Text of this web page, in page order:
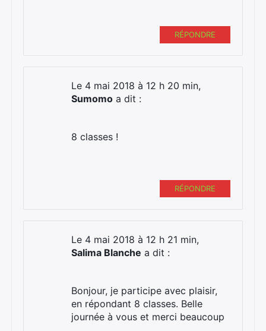
RÉPONDRE
Le 4 mai 2018 à 12 h 20 min,
Sumomo a dit :
8 classes !
RÉPONDRE
Le 4 mai 2018 à 12 h 21 min,
Salima Blanche a dit :
Bonjour, je participe avec plaisir,
en répondant 8 classes. Belle
journée à vous et merci beaucoup